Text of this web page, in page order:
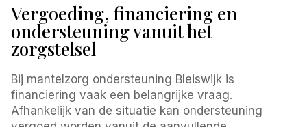
Vergoeding, financiering en
ondersteuning vanuit het
zorgstelsel
Bij mantelzorg ondersteuning Bleiswijk is
financiering vaak een belangrijke vraag.
Afhankelijk van de situatie kan ondersteuning